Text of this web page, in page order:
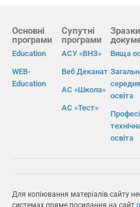
Основні
програми
Education
WEB-
Education
Супутні
програми
АСУ «ВНЗ»
Веб Деканат
АС «Школа»
АС «Тест»
Зразки
Вища
середня
освіта
освіта
Для копіювання матеріалів сайту
системах пряме посилання на сайт